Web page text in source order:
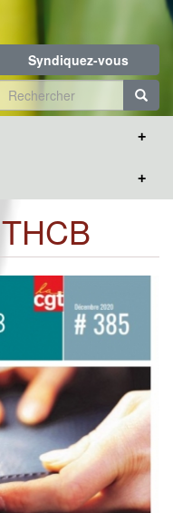
Syndiquez-vous